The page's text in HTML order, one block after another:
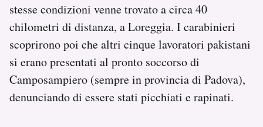
stesse condizioni venne trovato a circa 40
chilometri di distanza, a Loreggia. I carabinieri
scoprirono poi che altri cinque lavoratori pakistani
si erano presentati al pronto soccorso di
Camposampiero (sempre in provincia di Padova),
denunciando di essere stati picchiati e rapinati.